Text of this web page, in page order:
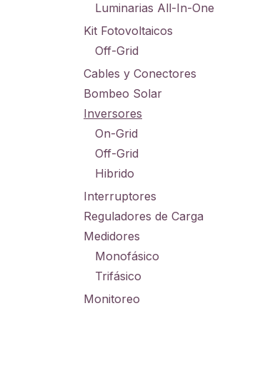
Luminarias All-In-One
Kit Fotovoltaicos
Off-Grid
Cables y Conectores
Bombeo Solar
Inversores
On-Grid
Off-Grid
Hibrido
Interruptores
Reguladores de Carga
Medidores
Monofásico
Trifásico
Monitoreo